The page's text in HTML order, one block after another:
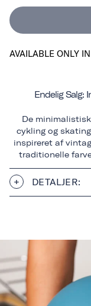
AVAILABLE ONLY
Endelig Salg:
De
cykling og
inspireret af
traditionelle
DETALJER: